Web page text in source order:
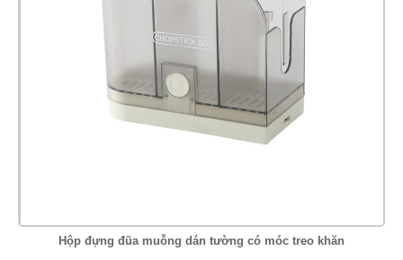
Hộp đựng đũa muỗng dán tường có móc treo khăn